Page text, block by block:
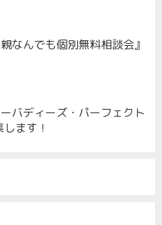
なんでも個別無料相談会』
バディーズ・パーフェクト
ます！